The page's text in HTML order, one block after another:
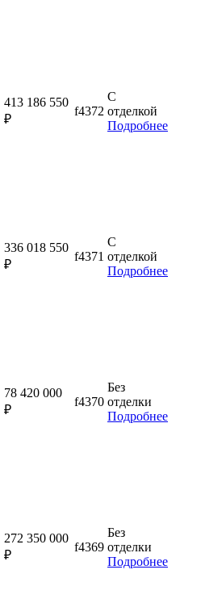
413 186 550
₽
f4372
С
отделкой
Подробнее
336 018 550
₽
f4371
С
отделкой
Подробнее
78 420 000
₽
f4370
Без
отделки
Подробнее
272 350 000
₽
f4369
Без
отделки
Подробнее